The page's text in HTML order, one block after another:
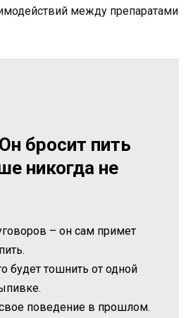
между препаратами
бросит пить
никогда не
– он сам примет
будет тошнить от одной
свое поведение в прошлом.